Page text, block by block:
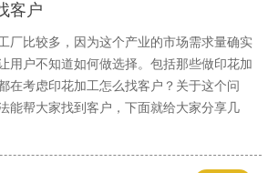
客户
厂比较多，因为这个产业的市场需求量确实
用户不知道如何做选择。包括那些做印花加
在考虑印花加工怎么找客户？关于这个问
能帮大家找到客户，下面就给大家分享几